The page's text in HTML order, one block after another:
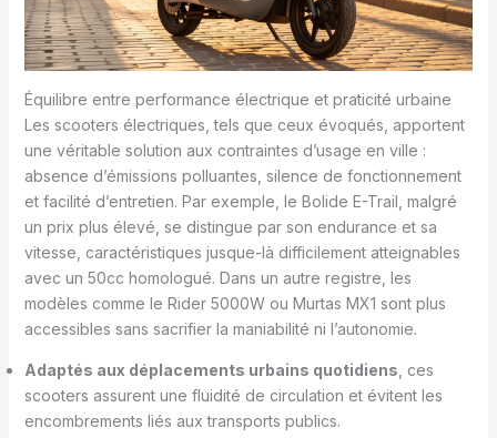
Équilibre entre performance électrique et praticité urbaine
Les scooters électriques, tels que ceux évoqués, apportent
une véritable solution aux contraintes d’usage en ville :
absence d’émissions polluantes, silence de fonctionnement
et facilité d’entretien. Par exemple, le Bolide E-Trail, malgré
un prix plus élevé, se distingue par son endurance et sa
vitesse, caractéristiques jusque-là difficilement atteignables
avec un 50cc homologué. Dans un autre registre, les
modèles comme le Rider 5000W ou Murtas MX1 sont plus
accessibles sans sacrifier la maniabilité ni l’autonomie.
Adaptés aux déplacements urbains quotidiens , ces
scooters assurent une fluidité de circulation et évitent les
encombrements liés aux transports publics.